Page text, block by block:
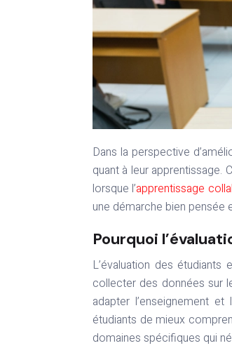
Dans la perspective d’améliorer la qualité de l’enseignement, il est crucial de considérer les retours des étudiants
quant à leur apprentissage.
lorsque l’apprentissage
une démarche bien pensée
Pourquoi
L’évaluation des
collecter des données sur
adapter l’enseignement
étudiants de mieux
domaines spécifiques qui